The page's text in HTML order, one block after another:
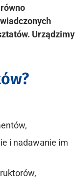
Urządzimy
i nadawanie im